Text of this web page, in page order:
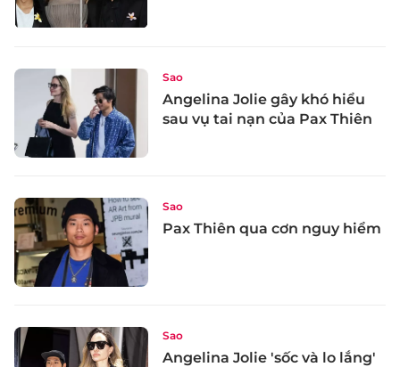
Sao
Angelina Jolie gây khó hiểu
sau vụ tai nạn của Pax Thiên
Sao
Pax Thiên qua cơn nguy hiểm
Sao
Angelina Jolie 'sốc và lo lắng'